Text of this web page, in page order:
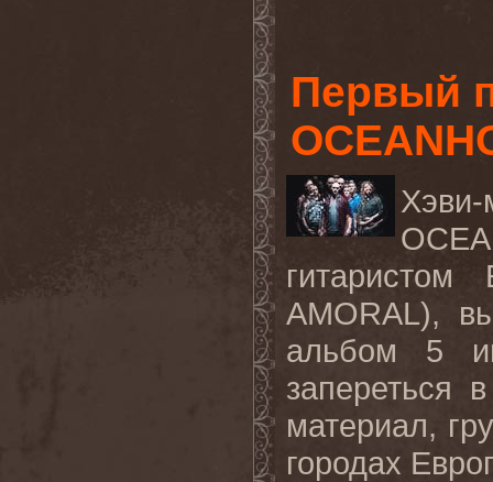
Первый
AMORAL),
альбом 5
запереться
материал,
городах